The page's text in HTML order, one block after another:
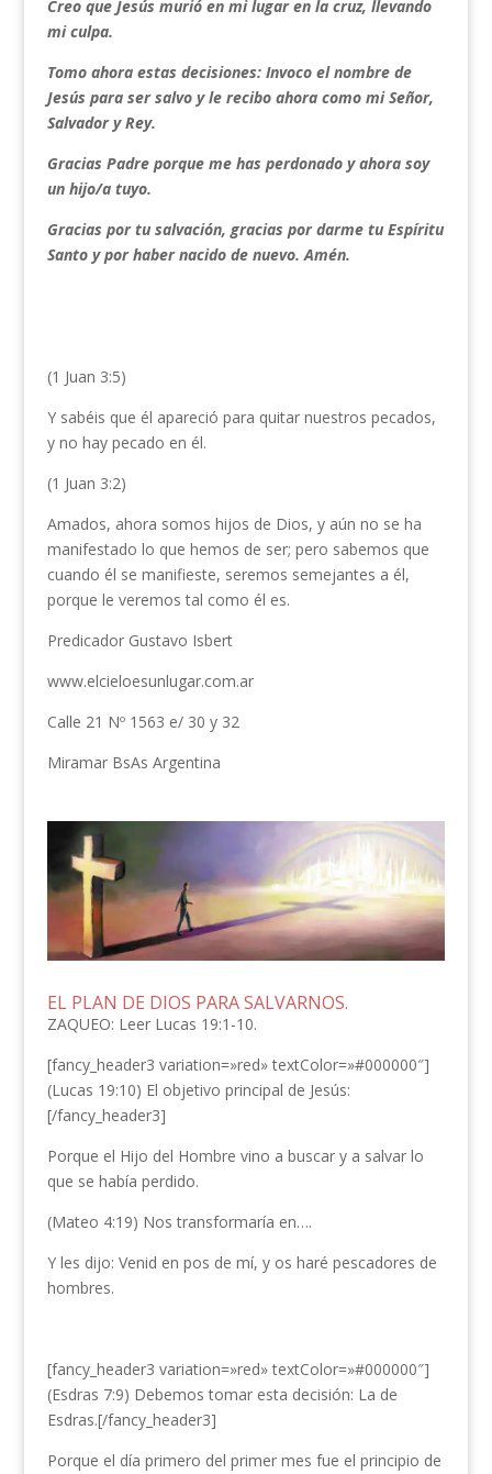
Creo que Jesús murió en mi lugar en la cruz, llevando
mi culpa.
Tomo ahora estas decisiones: Invoco el nombre de
Jesús para ser salvo y le recibo ahora como mi Señor,
Salvador y Rey.
Gracias Padre porque me has perdonado y ahora soy
un hijo/a tuyo.
Gracias por tu salvación, gracias por darme tu Espíritu
Santo y por haber nacido de nuevo. Amén.
(1 Juan 3:5)
Y sabéis que él apareció para quitar nuestros pecados,
y no hay pecado en él.
(1 Juan 3:2)
Amados, ahora somos hijos de Dios, y aún no se ha
manifestado lo que hemos de ser; pero sabemos que
cuando él se manifieste, seremos semejantes a él,
porque le veremos tal como él es.
Predicador Gustavo Isbert
www.elcieloesunlugar.com.ar
Calle 21 Nº 1563 e/ 30 y 32
Miramar BsAs Argentina
EL PLAN DE DIOS PARA SALVARNOS.
ZAQUEO: Leer Lucas 19:1-10.
[fancy_header3 variation=»red» textColor=»#000000″]
(Lucas 19:10) El objetivo principal de Jesús:
[/fancy_header3]
Porque el Hijo del Hombre vino a buscar y a salvar lo
que se había perdido.
(Mateo 4:19) Nos transformaría en….
Y les dijo: Venid en pos de mí, y os haré pescadores de
hombres.
[fancy_header3 variation=»red» textColor=»#000000″]
(Esdras 7:9) Debemos tomar esta decisión: La de
Esdras.[/fancy_header3]
Porque el día primero del primer mes fue el principio de